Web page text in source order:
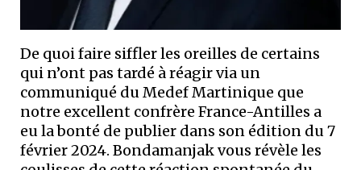
De quoi faire siffler les oreilles de certains
qui n’ont pas tardé à réagir via un
communiqué du Medef Martinique que
notre excellent confrère France-Antilles a
eu la bonté de publier dans son édition du 7
février 2024. Bondamanjak vous révèle les